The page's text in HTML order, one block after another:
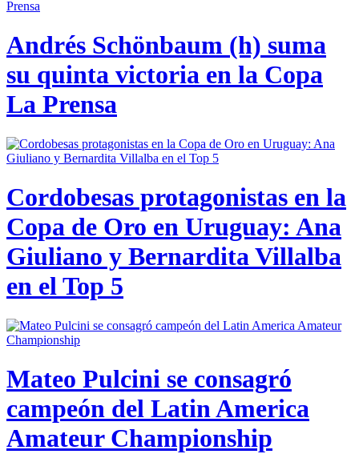
Andrés Schönbaum (h) suma
su quinta victoria en la Copa
La Prensa
Cordobesas protagonistas en la
Copa de Oro en Uruguay: Ana
Giuliano y Bernardita Villalba
en el Top 5
Mateo Pulcini se consagró
campeón del Latin America
Amateur Championship